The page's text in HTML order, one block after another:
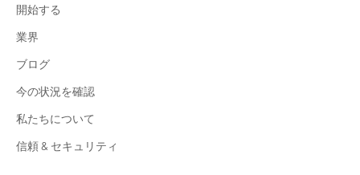
開始する
業界
ブログ
今の状況を確認
私たちについて
信頼 & セキュリティ